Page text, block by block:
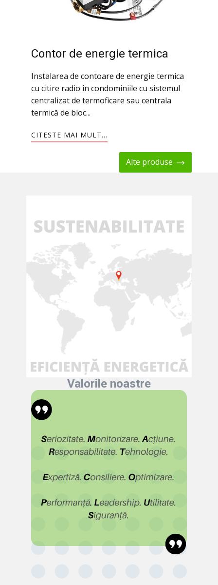
Contor de​ energie termica
Instalarea de contoare de energie termica
cu citire radio în condominiile cu sistemul
centralizat de termoficare sau centrala
termică de bloc...
CITESTE MAI MULT...
Alte produse
Valorile noastre